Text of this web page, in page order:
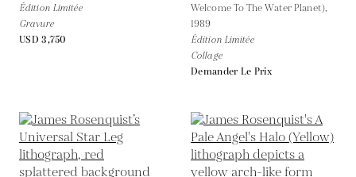
Édition Limitée
Gravure
USD 3,750
Welcome To The Water Planet),
1989
Édition Limitée
Collage
Demander Le Prix